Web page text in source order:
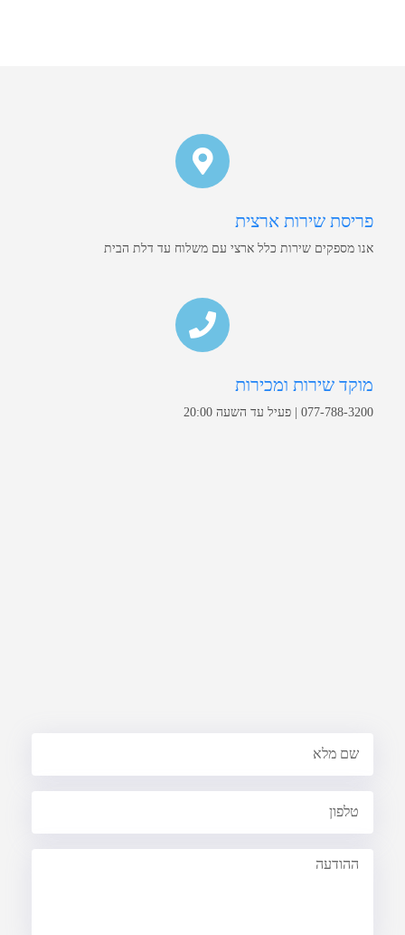
פריסת שירות ארצית
אנו מספקים שירות כלל ארצי עם משלוח עד דלת הבית
מוקד שירות ומכירות
077-788-3200 | פעיל עד השעה 20:00